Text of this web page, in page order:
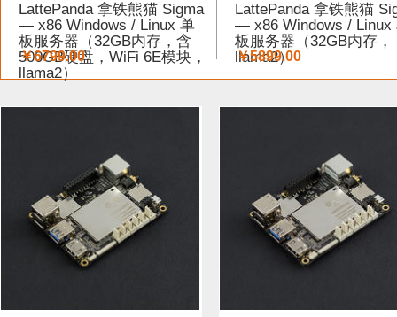
LattePanda 拿铁熊猫 Sigma
— x86 Windows / Linux 单
板服务器（32GB内存，含
500GB硬盘，WiFi 6E模块，
llama2）
￥6799.00
LattePanda 拿铁熊猫
— x86 Windows / Linux
板服务器（32GB内存，
llama2）
￥5899.00